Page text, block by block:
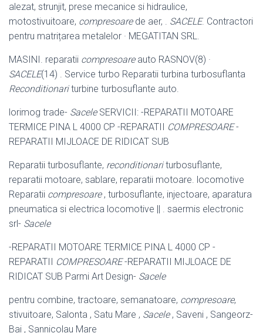
alezat, strunjit, prese mecanice si hidraulice,
motostivuitoare, compresoarede aer, . SACELE. Contractori
pentru matrițarea metalelor · MEGATITAN SRL.
MASINI. reparatii compresoareauto RASNOV(8) ·
SACELE(14) . Service turbo Reparatii turbina turbosuflanta
Reconditionariturbine turbosuflante auto.
lorimog trade- SaceleSERVICII: -REPARATII MOTOARE
TERMICE PINA L 4000 CP -REPARATII
COMPRESOARE-
REPARATII MIJLOACE DE RIDICAT SUB
Reparatii turbosuflante, reconditionariturbosuflante,
reparatii motoare, sablare, reparatii motoare. locomotive
Reparatii compresoare, turbosuflante, injectoare, aparatura
pneumatica si electrica locomotive || . saermis electronic
srl- Sacele
-REPARATII MOTOARE TERMICE PINA L 4000 CP -
REPARATII
COMPRESOARE-REPARATII MIJLOACE DE
RIDICAT SUB Parmi Art Design- Sacele
pentru combine, tractoare, semanatoare, compresoare,
stivuitoare, Salonta , Satu Mare , Sacele, Saveni , Sangeorz-
Bai , Sannicolau Mare